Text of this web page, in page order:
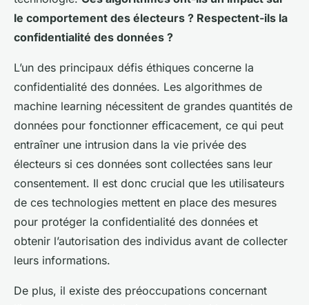
le comportement des électeurs ? Respectent-ils la
confidentialité des données ?
L’un des principaux défis éthiques concerne la
confidentialité des données. Les algorithmes de
machine learning nécessitent de grandes quantités de
données pour fonctionner efficacement, ce qui peut
entraîner une intrusion dans la vie privée des
électeurs si ces données sont collectées sans leur
consentement. Il est donc crucial que les utilisateurs
de ces technologies mettent en place des mesures
pour protéger la confidentialité des données et
obtenir l’autorisation des individus avant de collecter
leurs informations.
De plus, il existe des préoccupations concernant